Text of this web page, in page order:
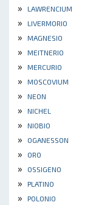
» LAWRENCIUM
» LIVERMORIO
» MAGNESIO
» MEITNERIO
» MERCURIO
» MOSCOVIUM
» NEON
» NICHEL
» NIOBIO
» OGANESSON
» ORO
» OSSIGENO
» PLATINO
» POLONIO